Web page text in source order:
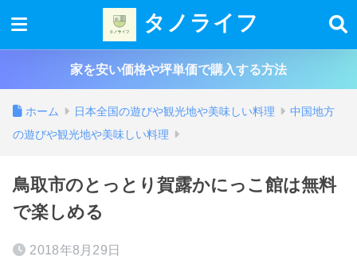
タノライフ
家を安い価格や坪単価で購入する方法
ホーム 日本全国の遊びや観光地や美味しい料理
中国地方
の遊びや観光地や美味しい料理
鳥取市のとっとり賀露かにっこ館は無料
で楽しめる
2018年8月29日